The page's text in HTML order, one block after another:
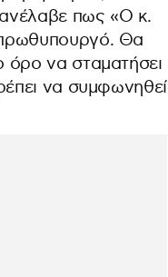
πως «Ο κ.
πρωθυπουργό. Θα
όρο να σταματήσει
να συμφωνηθεί